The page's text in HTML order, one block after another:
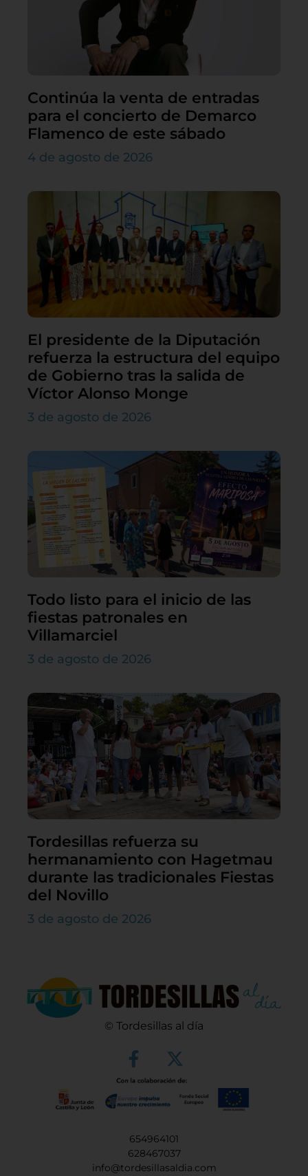
Continúa la venta de entradas
para el concierto de Demarco
Flamenco de este sábado
4 de agosto de 2026
El presidente de la Diputación
refuerza la estructura del equipo
de Gobierno tras la salida de
Víctor Alonso Monge
3 de agosto de 2026
Todo listo para el inicio de las
fiestas patronales en
Villamarciel
3 de agosto de 2026
Tordesillas refuerza su
hermanamiento con Hagetmau
durante las tradicionales Fiestas
del Novillo
3 de agosto de 2026
© Tordesillas al día
654964101
628467037
info@tordesillasaldia.com